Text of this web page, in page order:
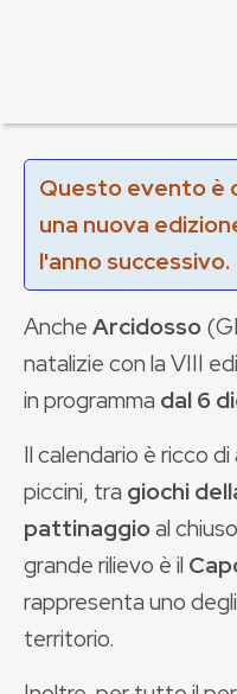
Questo evento è
una nuova
l'anno successivo.
AncheArcidosso
natalizie con la VIII
in programma dal 6
Il calendario è ricco
piccini, tra giochi
pattinaggioal
grande rilievo è il
rappresenta uno
territorio.